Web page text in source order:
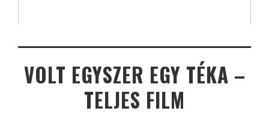
VOLT EGYSZER EGY TÉKA –
TELJES FILM